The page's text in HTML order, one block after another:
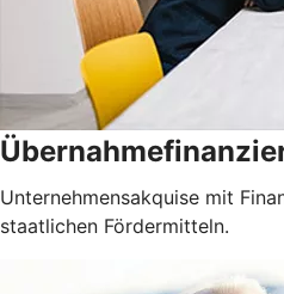
Unternehmensakquise mit
staatlichen Fördermitteln.